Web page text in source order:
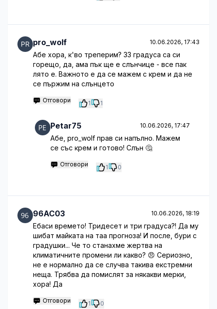
pro_wolf 10.06.2026, 17:43
Абе хора, к'во треперим? 33 градуса са си
горещо, да, ама пък ще е слънчице - все пак
лято е. Важното е да се мажем с крем и да не
се пържим на слънцето
Отговори 1 1
Petar75 10.06.2026, 17:47
Абе, pro_wolf прав си напълно. Мажем
се със крем и готово! Слън 🤔
Отговори 1 0
96AC03 10.06.2026, 18:19
Ебаси времето! Тридесет и три градуса?! Да му
шибат майката на таа прогноза! И после, бури с
градушки... Че то станахме жертва на
климатичните промени ли какво? 😠 Сериозно,
не е нормално да се случва такива екстремни
неща. Трябва да помислят за някакви мерки,
хора! Да
Отговори 1 0